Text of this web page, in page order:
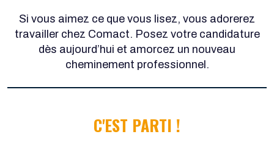
Si vous aimez ce que vous lisez, vous adorerez
travailler chez Comact. Posez votre candidature
dès aujourd’hui et amorcez un nouveau
cheminement professionnel.
C'EST PARTI !